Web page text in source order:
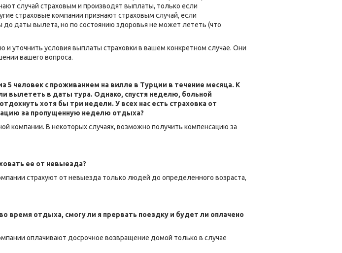
случай страховым и производят выплаты, только если
страховые компании признают страховым случай, если
до даты вылета, но по состоянию здоровья не может лететь (что
уточнить условия выплаты страховки в вашем конкретном случае. Они
вашего вопроса.
человек с проживанием на вилле в Турции в течение месяца. К
вылететь в даты тура. Однако, спустя неделю, больной
хотя бы три недели. У всех нас есть страховка от
за пропущенную неделю отдыха?
компании. В некоторых случаях, возможно получить компенсацию за
ее от невыезда?
страхуют от невыезда только людей до определенного возраста,
время отдыха, смогу ли я прервать поездку и будет ли оплачено
оплачивают досрочное возвращение домой только в случае